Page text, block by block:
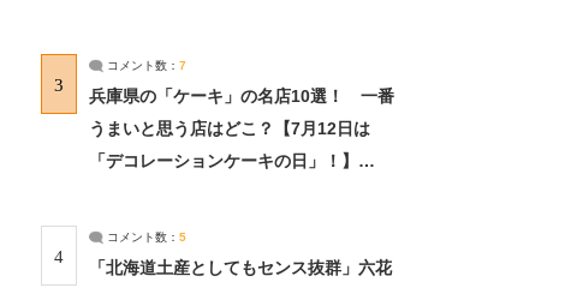
3
コメント数： 7
兵庫県の「ケーキ」の名店10選！ 一番
うまいと思う店はどこ？【7月12日は
「デコレーションケーキの日」！】
4
コメント数： 5
「北海道土産としてもセンス抜群」六花